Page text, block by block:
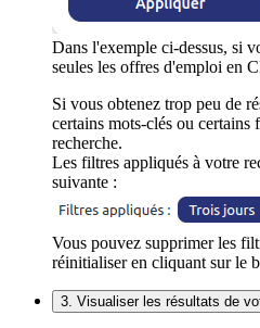
Dans l'exemple ci-dessus, si
seules les offres d'emploi en
Si vous obtenez trop peu de
certains mots-clés ou certains
recherche.
Les filtres appliqués à votre
suivante :
Vous pouvez supprimer les
réinitialiser en cliquant sur le
3. Visualiser les résultats de